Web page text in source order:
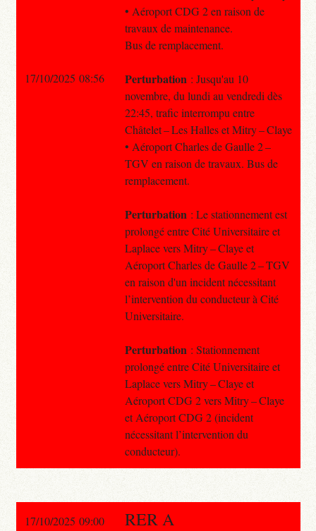
• Aéroport CDG 2 en raison de
travaux de maintenance.
Bus de remplacement.
Perturbation : Jusqu'au 10
novembre, du lundi au vendredi dès
22:45, trafic interrompu entre
Châtelet – Les Halles et Mitry – Claye
• Aéroport Charles de Gaulle 2 –
TGV en raison de travaux. Bus de
remplacement.
Perturbation : Le stationnement est
prolongé entre Cité Universitaire et
Laplace vers Mitry – Claye et
Aéroport Charles de Gaulle 2 – TGV
en raison d'un incident nécessitant
l’intervention du conducteur à Cité
Universitaire.
Perturbation : Stationnement
prolongé entre Cité Universitaire et
Laplace vers Mitry – Claye et
Aéroport CDG 2 vers Mitry – Claye
et Aéroport CDG 2 (incident
nécessitant l’intervention du
conducteur).
17/10/2025 08:56
17/10/2025 09:00 RER A